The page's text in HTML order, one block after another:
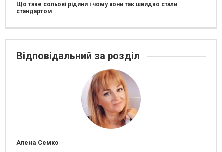
Що таке сольові рідини і чому вони так швидко стали
стандартом
Відповідальний за розділ
Алена Семко